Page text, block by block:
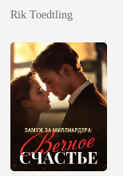
Месть
наследницы
Rik Toedtling